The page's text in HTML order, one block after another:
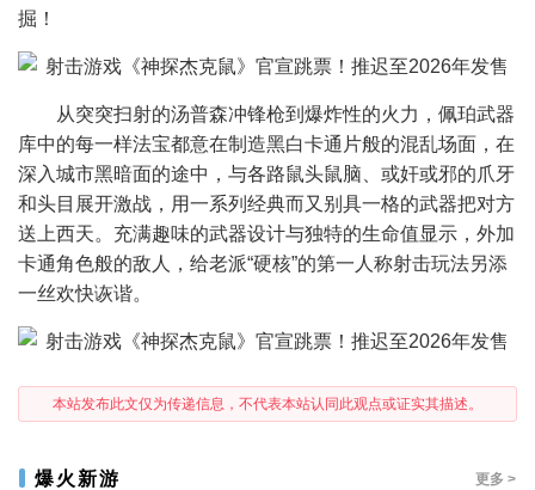
掘！
从突突扫射的汤普森冲锋枪到爆炸性的火力，佩珀武器
库中的每一样法宝都意在制造黑白卡通片般的混乱场面，在
深入城市黑暗面的途中，与各路鼠头鼠脑、或奸或邪的爪牙
和头目展开激战，用一系列经典而又别具一格的武器把对方
送上西天。充满趣味的武器设计与独特的生命值显示，外加
卡通角色般的敌人，给老派“硬核”的第一人称射击玩法另添
一丝欢快诙谐。
本站发布此文仅为传递信息，不代表本站认同此观点或证实其描述。
爆火新游 更多 >